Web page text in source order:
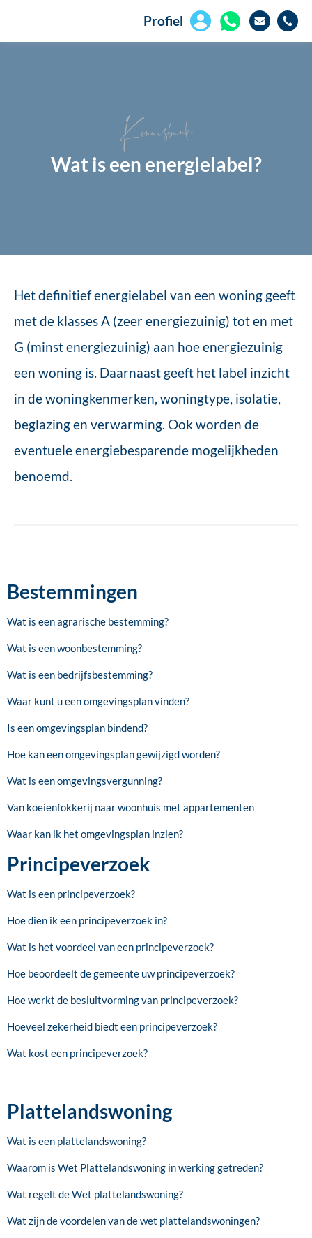
Profiel
Kennisbank
Wat is een energielabel?
Het definitief energielabel van een woning geeft
met de klasses A (zeer energiezuinig) tot en met
G (minst energiezuinig) aan hoe energiezuinig
een woning is. Daarnaast geeft het label inzicht
in de woningkenmerken, woningtype, isolatie,
beglazing en verwarming. Ook worden de
eventuele energiebesparende mogelijkheden
benoemd.
Bestemmingen
Wat is een agrarische bestemming?
Wat is een woonbestemming?
Wat is een bedrijfsbestemming?
Waar kunt u een omgevingsplan vinden?
Is een omgevingsplan bindend?
Hoe kan een omgevingsplan gewijzigd worden?
Wat is een omgevingsvergunning?
Van koeienfokkerij naar woonhuis met appartementen
Waar kan ik het omgevingsplan inzien?
Principeverzoek
Wat is een principeverzoek?
Hoe dien ik een principeverzoek in?
Wat is het voordeel van een principeverzoek?
Hoe beoordeelt de gemeente uw principeverzoek?
Hoe werkt de besluitvorming van principeverzoek?
Hoeveel zekerheid biedt een principeverzoek?
Wat kost een principeverzoek?
Plattelandswoning
Wat is een plattelandswoning?
Waarom is Wet Plattelandswoning in werking getreden?
Wat regelt de Wet plattelandswoning?
Wat zijn de voordelen van de wet plattelandswoningen?